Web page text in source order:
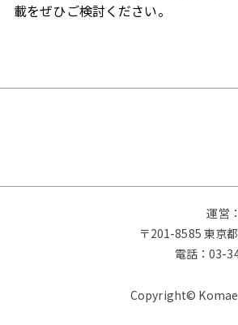
載をぜひご検討ください。
運営
〒201-8585 東京
電話：03-
Copyright©